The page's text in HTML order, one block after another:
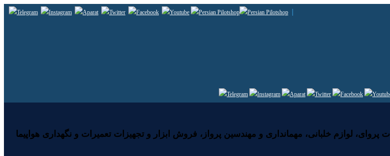
لوازم خلبانی، مهمانداری و مهندسین پرواز، فروش ابزار و تجهیزات تعمیرات و نگهداری هواپیما